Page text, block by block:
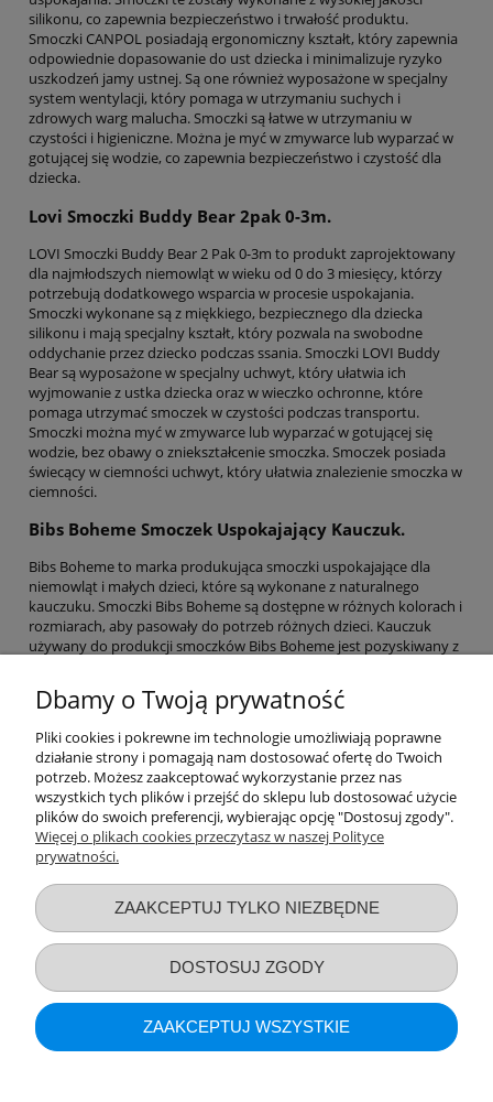
silikonu, co zapewnia bezpieczeństwo i trwałość produktu.
Smoczki CANPOL posiadają ergonomiczny kształt, który zapewnia
odpowiednie dopasowanie do ust dziecka i minimalizuje ryzyko
uszkodzeń jamy ustnej. Są one również wyposażone w specjalny
system wentylacji, który pomaga w utrzymaniu suchych i
zdrowych warg malucha. Smoczki są łatwe w utrzymaniu w
czystości i higieniczne. Można je myć w zmywarce lub wyparzać w
gotującej się wodzie, co zapewnia bezpieczeństwo i czystość dla
dziecka.
Lovi Smoczki Buddy Bear 2pak 0-3m.
LOVI Smoczki Buddy Bear 2 Pak 0-3m to produkt zaprojektowany
dla najmłodszych niemowląt w wieku od 0 do 3 miesięcy, którzy
potrzebują dodatkowego wsparcia w procesie uspokajania.
Smoczki wykonane są z miękkiego, bezpiecznego dla dziecka
silikonu i mają specjalny kształt, który pozwala na swobodne
oddychanie przez dziecko podczas ssania. Smoczki LOVI Buddy
Bear są wyposażone w specjalny uchwyt, który ułatwia ich
wyjmowanie z ustka dziecka oraz w wieczko ochronne, które
pomaga utrzymać smoczek w czystości podczas transportu.
Smoczki można myć w zmywarce lub wyparzać w gotującej się
wodzie, bez obawy o zniekształcenie smoczka. Smoczek posiada
świecący w ciemności uchwyt, który ułatwia znalezienie smoczka w
ciemności.
Bibs Boheme Smoczek Uspokajający Kauczuk.
Bibs Boheme to marka produkująca smoczki uspokajające dla
niemowląt i małych dzieci, które są wykonane z naturalnego
kauczuku. Smoczki Bibs Boheme są dostępne w różnych kolorach i
rozmiarach, aby pasowały do potrzeb różnych dzieci. Kauczuk
używany do produkcji smoczków Bibs Boheme jest pozyskiwany z
Kauczuk ten jest bezpieczny dla niemowląt i jest wolny od
szkodliwych substancji chemicznych, takich jak BPA i ftalany.
skandynawskim stylem. Mają klasyczny, prosty wygląd, który jest
modny i pasuje do większości stylów ubierania niemowląt.
Smoczki Bibs Boheme są również zaprojektowane z myślą o
funkcjonalności - mają ergonomiczny kształt, który dopasowuje się
do kształtu ust dziecka i zapewnia maksymalny komfort.
Informacje o sklepie
Dbamy o Twoją prywatność
Pliki cookies i pokrewne im technologie umożliwiają poprawne
działanie strony i pomagają nam dostosować ofertę do Twoich
potrzeb. Możesz zaakceptować wykorzystanie przez nas
wszystkich tych plików i przejść do sklepu lub dostosować użycie
plików do swoich preferencji, wybierając opcję "Dostosuj zgody".
Więcej o plikach cookies przeczytasz w naszej Polityce
prywatności.
ZAAKCEPTUJ TYLKO NIEZBĘDNE
DOSTOSUJ ZGODY
ZAAKCEPTUJ WSZYSTKIE